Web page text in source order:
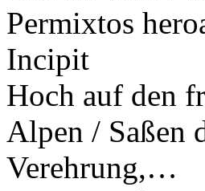
Permixtos
Incipit
Hoch auf den
Alpen / Saßen
Verehrung,…